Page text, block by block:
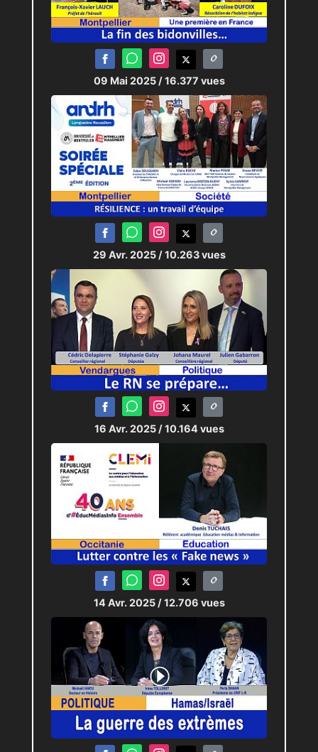
09 Mai 2025 / 16.377 vues
29 Avr. 2025 / 10.263 vues
16 Avr. 2025 / 10.164 vues
14 Avr. 2025 / 12.706 vues